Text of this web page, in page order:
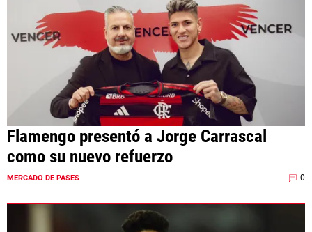
Flamengo presentó a Jorge Carrascal
como su nuevo refuerzo
MERCADO DE PASES 0